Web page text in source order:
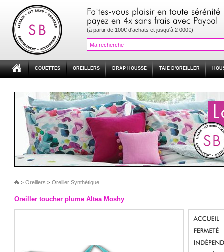
(à partir de 100€ d'achats et jusqu'à 2 000€)
COUETTES OREILLERS DRAP HOUSSE TAIE D'OREILLER
> Oreillers > Oreiller Synthétique
Oreiller toucher plume Altea Moshy